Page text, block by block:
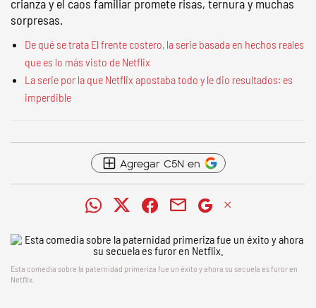
crianza y el caos familiar promete risas, ternura y muchas
sorpresas.
De qué se trata El frente costero, la serie basada en hechos reales
que es lo más visto de Netflix
La serie por la que Netflix apostaba todo y le dio resultados: es
imperdible
Agregar C5N en
Esta comedia sobre la paternidad primeriza fue un éxito y ahora su secuela es furor en
Netflix.